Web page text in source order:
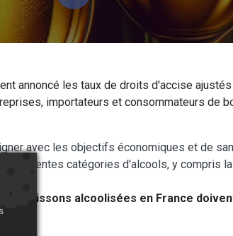
annoncé les taux de droits d'accise
importateurs et consommateurs de
avec les objectifs économiques et de
différentes catégories d'alcools, y compris
de boissons alcoolisées en France